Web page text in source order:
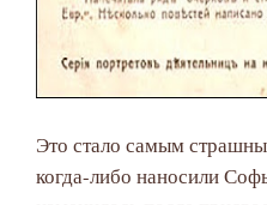
Это стало самым
когда-либо наносили